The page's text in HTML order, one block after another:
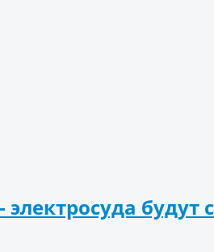
будут